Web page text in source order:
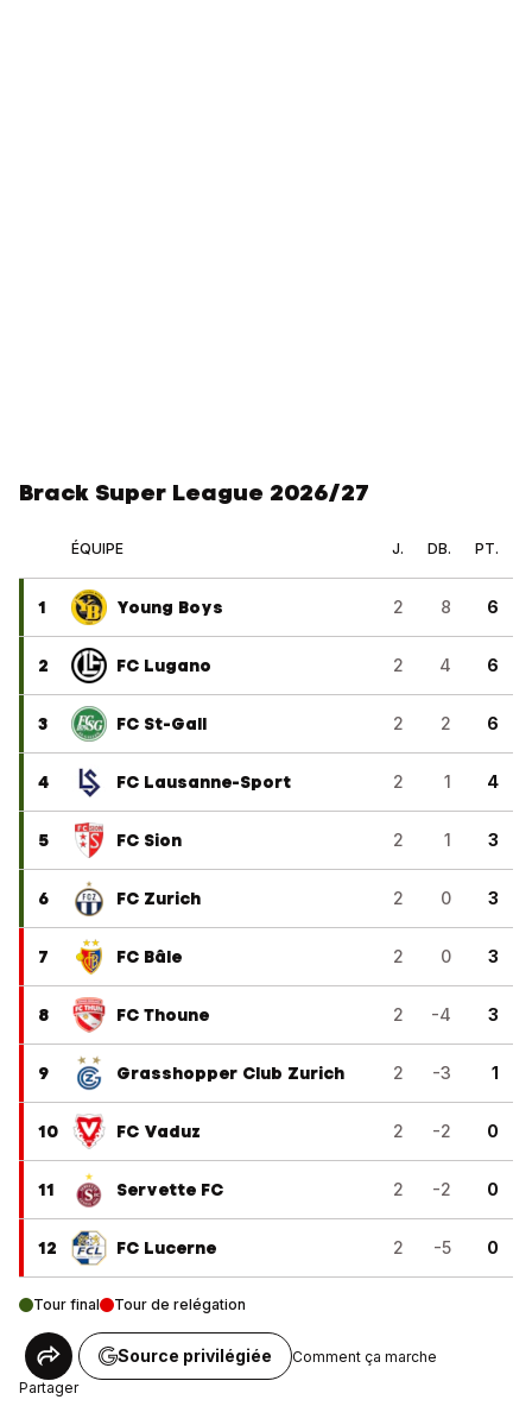
Brack Super League 2026/27
ÉQUIPE J. DB. PT.
1 Young Boys 2 8 6
2 FC Lugano 2 4 6
3 FC St-Gall 2 2 6
4 FC Lausanne-Sport 2 1 4
5 FC Sion 2 1 3
6 FC Zurich 2 0 3
7 FC Bâle 2 0 3
8 FC Thoune 2 -4 3
9 Grasshopper Club Zurich 2 -3 1
10 FC Vaduz 2 -2 0
11 Servette FC 2 -2 0
12 FC Lucerne 2 -5 0
Tour final Tour de relégation
Partager
Source privilégiée Comment ça marche